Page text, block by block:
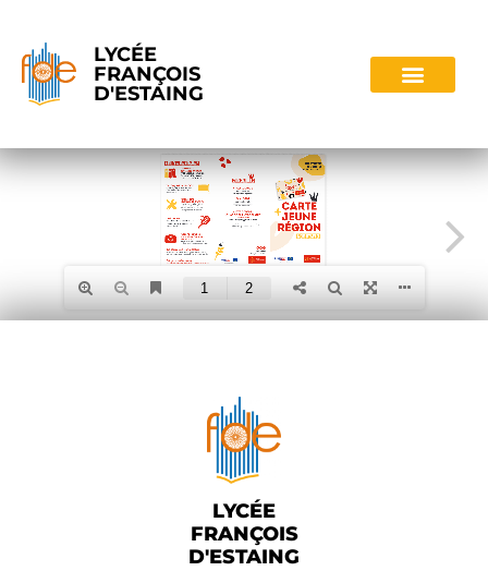
LYCÉE
FRANÇOIS
D'ESTAING
LYCÉE
FRANÇOIS
D'ESTAING